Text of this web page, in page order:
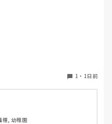
何もアクションがなかった
く必要性さえ感じないの
1 ・ 1日前
種, 幼稚園